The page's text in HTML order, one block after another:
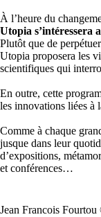
À l’heure du
Utopia s’intéressera
Plutôt que de
Utopia proposera les
scientifiques qui
En outre, cette
les innovations liées à
Comme à chaque
jusque dans leur
d’expositions,
et conférences…
Jean Francois